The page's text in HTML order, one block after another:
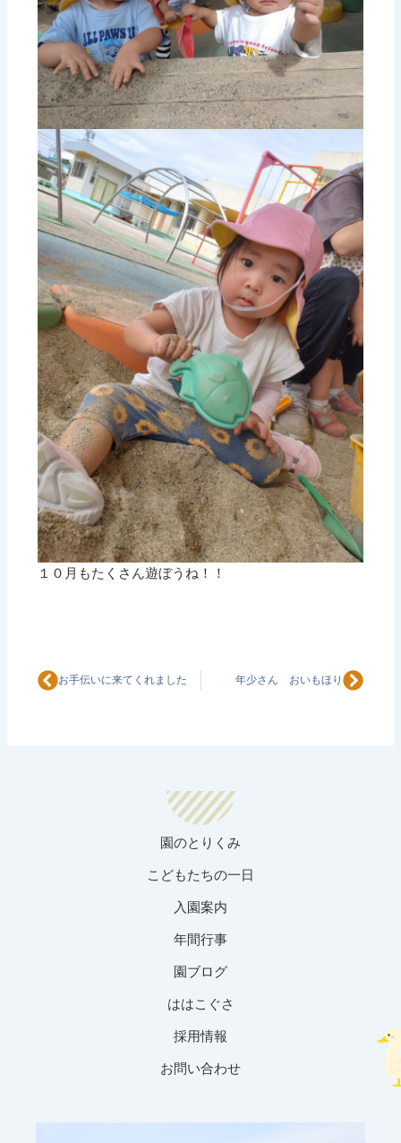
１０月もたくさん遊ぼうね！！
Prevお手伝いに来てくれました 年少さん おいもほり Next
園のとりくみ
こどもたちの一日
入園案内
年間行事
園ブログ
ははこぐさ
採用情報
お問い合わせ